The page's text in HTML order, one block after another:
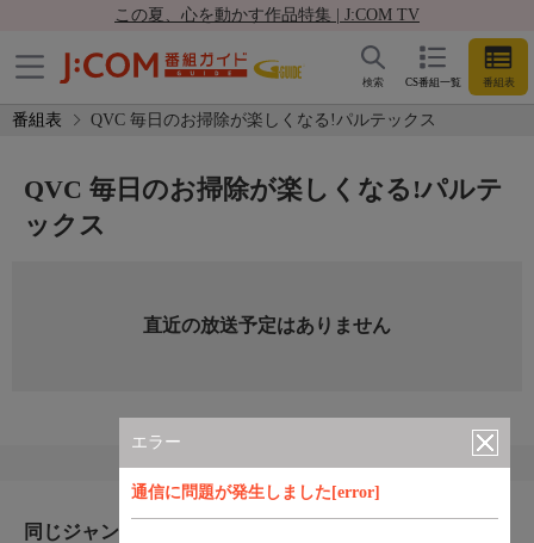
この夏、心を動かす作品特集 | J:COM TV
CS番組一覧 番組表
検索
番組表 QVC 毎日のお掃除が楽しくなる!パルテックス
エラー
通信に問題が発生しました[error]
QVC 毎日のお掃除が楽しくなる!パルテ
ックス
直近の放送予定はありません
同じジャンルのおすすめ番組